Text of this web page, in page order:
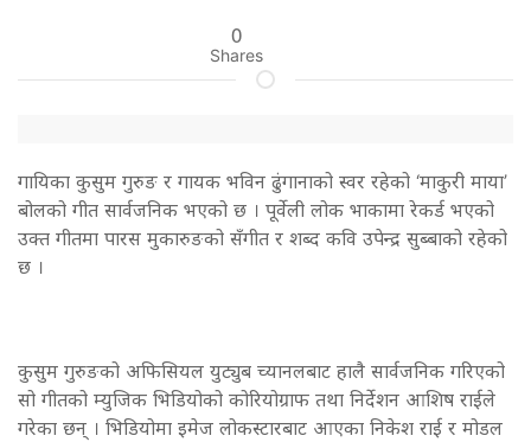
0
Shares
गायिका कुसुम गुरुङ र गायक भविन ढुंगानाको स्वर रहेको ‘माकुरी माया’
बोलको गीत सार्वजनिक भएको छ । पूर्वेली लोक भाकामा रेकर्ड भएको
उक्त गीतमा पारस मुकारुङको सँगीत र शब्द कवि उपेन्द्र सुब्बाको रहेको
छ ।
कुसुम गुरुङको अफिसियल युट्युब च्यानलबाट हालै सार्वजनिक गरिएको
सो गीतको म्युजिक भिडियोको कोरियोग्राफ तथा निर्देशन आशिष राईले
गरेका छन् । भिडियोमा इमेज लोकस्टारबाट आएका निकेश राई र मोडल